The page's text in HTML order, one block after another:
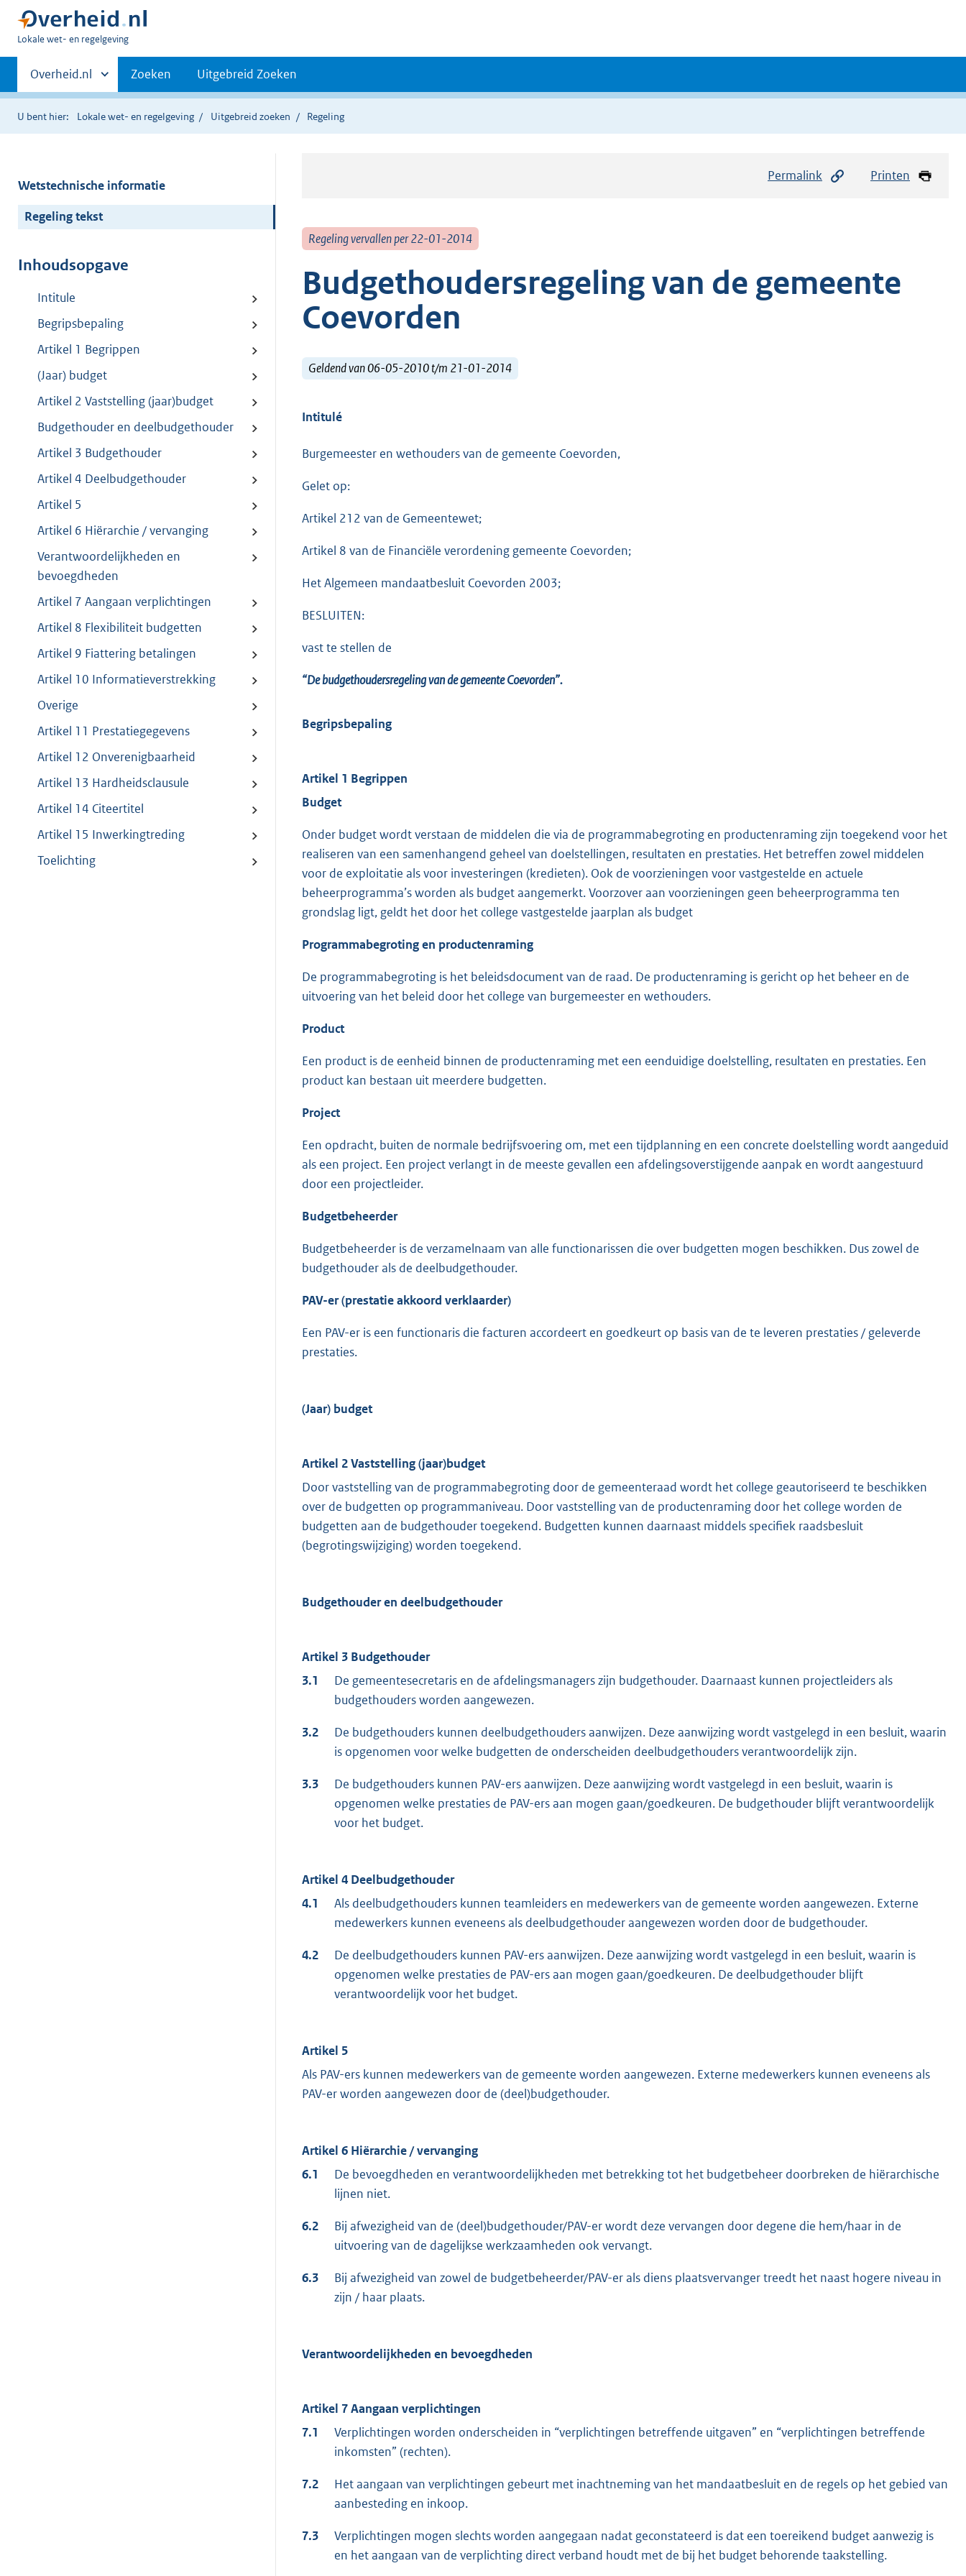
U
hier:
Lokale wet- en regelgeving
Primaire
navigatie
Andere
sites
binnen
Overheid.nl Zoeken Uitgebreid Zoeken
U bent hier: Lokale wet- en regelgeving Uitgebreid zoeken Regeling
Wetstechnische informatie
Regeling tekst
Inhoudsopgave
Intitule
Begripsbepaling
Artikel 1 Begrippen
(Jaar) budget
Artikel 2 Vaststelling (jaar)budget
Budgethouder en deelbudgethouder
Artikel 3 Budgethouder
Artikel 4 Deelbudgethouder
Artikel 5
Artikel 6 Hiërarchie / vervanging
Verantwoordelijkheden en
bevoegdheden
Artikel 7 Aangaan verplichtingen
Artikel 8 Flexibiliteit budgetten
Artikel 9 Fiattering betalingen
Artikel 10 Informatieverstrekking
Overige
Artikel 11 Prestatiegegevens
Artikel 12 Onverenigbaarheid
Artikel 13 Hardheidsclausule
Artikel 14 Citeertitel
Artikel 15 Inwerkingtreding
Toelichting
Permalink Printen
Regeling vervallen per 22-01-2014
Budgethoudersregeling van de gemeente
Coevorden
Geldend van 06-05-2010 t/m 21-01-2014
Intitulé
Burgemeester en wethouders van de gemeente Coevorden,
Gelet op:
Artikel 212 van de Gemeentewet;
Artikel 8 van de Financiële verordening gemeente Coevorden;
Het Algemeen mandaatbesluit Coevorden 2003;
BESLUITEN:
vast te stellen de
“De budgethoudersregeling van de gemeente Coevorden”.
Begripsbepaling
Artikel 1 Begrippen
Budget
Onder budget wordt verstaan de middelen die via de programmabegroting en productenraming zijn toegekend voor het
realiseren van een samenhangend geheel van doelstellingen, resultaten en prestaties. Het betreffen zowel middelen
voor de exploitatie als voor investeringen (kredieten). Ook de voorzieningen voor vastgestelde en actuele
beheerprogramma’s worden als budget aangemerkt. Voorzover aan voorzieningen geen beheerprogramma ten
grondslag ligt, geldt het door het college vastgestelde jaarplan als budget
Programmabegroting en productenraming
De programmabegroting is het beleidsdocument van de raad. De productenraming is gericht op het beheer en de
uitvoering van het beleid door het college van burgemeester en wethouders.
Product
Een product is de eenheid binnen de productenraming met een eenduidige doelstelling, resultaten en prestaties. Een
product kan bestaan uit meerdere budgetten.
Project
Een opdracht, buiten de normale bedrijfsvoering om, met een tijdplanning en een concrete doelstelling wordt aangeduid
als een project. Een project verlangt in de meeste gevallen een afdelingsoverstijgende aanpak en wordt aangestuurd
door een projectleider.
Budgetbeheerder
Budgetbeheerder is de verzamelnaam van alle functionarissen die over budgetten mogen beschikken. Dus zowel de
budgethouder als de deelbudgethouder.
PAV-er (prestatie akkoord verklaarder)
Een PAV-er is een functionaris die facturen accordeert en goedkeurt op basis van de te leveren prestaties / geleverde
prestaties.
(Jaar) budget
Artikel 2 Vaststelling (jaar)budget
Door vaststelling van de programmabegroting door de gemeenteraad wordt het college geautoriseerd te beschikken
over de budgetten op programmaniveau. Door vaststelling van de productenraming door het college worden de
budgetten aan de budgethouder toegekend. Budgetten kunnen daarnaast middels specifiek raadsbesluit
(begrotingswijziging) worden toegekend.
Budgethouder en deelbudgethouder
Artikel 3 Budgethouder
3.1
De gemeentesecretaris en de afdelingsmanagers zijn budgethouder. Daarnaast kunnen projectleiders als
budgethouders worden aangewezen.
3.2
De budgethouders kunnen deelbudgethouders aanwijzen. Deze aanwijzing wordt vastgelegd in een besluit, waarin
is opgenomen voor welke budgetten de onderscheiden deelbudgethouders verantwoordelijk zijn.
3.3
De budgethouders kunnen PAV-ers aanwijzen. Deze aanwijzing wordt vastgelegd in een besluit, waarin is
opgenomen welke prestaties de PAV-ers aan mogen gaan/goedkeuren. De budgethouder blijft verantwoordelijk
voor het budget.
Artikel 4 Deelbudgethouder
4.1
Als deelbudgethouders kunnen teamleiders en medewerkers van de gemeente worden aangewezen. Externe
medewerkers kunnen eveneens als deelbudgethouder aangewezen worden door de budgethouder.
4.2
De deelbudgethouders kunnen PAV-ers aanwijzen. Deze aanwijzing wordt vastgelegd in een besluit, waarin is
opgenomen welke prestaties de PAV-ers aan mogen gaan/goedkeuren. De deelbudgethouder blijft
verantwoordelijk voor het budget.
Artikel 5
Als PAV-ers kunnen medewerkers van de gemeente worden aangewezen. Externe medewerkers kunnen eveneens als
PAV-er worden aangewezen door de (deel)budgethouder.
Artikel 6 Hiërarchie / vervanging
6.1
De bevoegdheden en verantwoordelijkheden met betrekking tot het budgetbeheer doorbreken de hiërarchische
lijnen niet.
6.2
Bij afwezigheid van de (deel)budgethouder/PAV-er wordt deze vervangen door degene die hem/haar in de
uitvoering van de dagelijkse werkzaamheden ook vervangt.
6.3
Bij afwezigheid van zowel de budgetbeheerder/PAV-er als diens plaatsvervanger treedt het naast hogere niveau in
zijn / haar plaats.
Verantwoordelijkheden en bevoegdheden
Artikel 7 Aangaan verplichtingen
7.1
Verplichtingen worden onderscheiden in “verplichtingen betreffende uitgaven” en “verplichtingen betreffende
inkomsten” (rechten).
7.2
Het aangaan van verplichtingen gebeurt met inachtneming van het mandaatbesluit en de regels op het gebied van
aanbesteding en inkoop.
7.3
Verplichtingen mogen slechts worden aangegaan nadat geconstateerd is dat een toereikend budget aanwezig is
en het aangaan van de verplichting direct verband houdt met de bij het budget behorende taakstelling.